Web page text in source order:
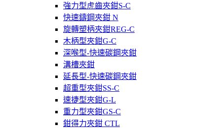
強力型虎齒夾鉗S-C
快速鑄鋼夾鉗 N
旋轉塑柄夾鉗REG-C
木柄型夾鉗G-C
深喉型-快速碳鋼夾鉗
溝槽夾鉗
延長型-快速碳鋼夾鉗
超重型夾鉗SS-C
速捷型夾鉗G-L
重力型夾鉗GS-C
鉗得力夾鉗 CTL